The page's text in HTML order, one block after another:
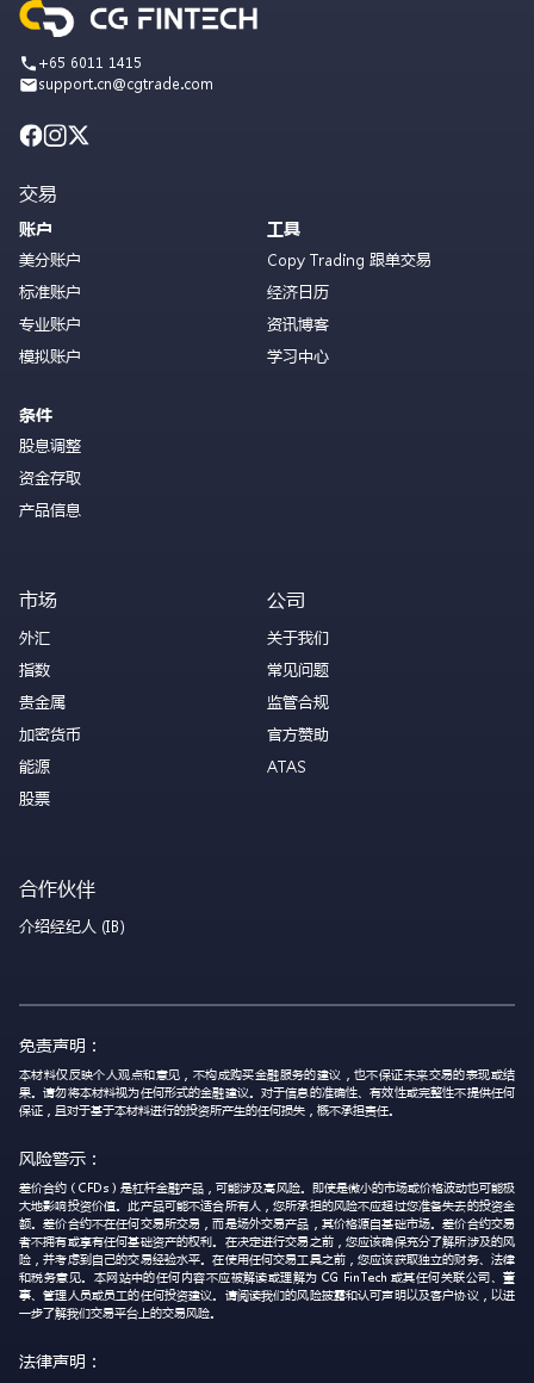
+65 6011 1415
support.cn@cgtrade.com
交易
账户
美分账户
标准账户
专业账户
模拟账户
条件
股息调整
资金存取
产品信息
工具
Copy Trading 跟单交易
经济日历
资讯博客
学习中心
市场
外汇
指数
贵金属
加密货币
能源
股票
公司
关于我们
常见问题
监管合规
官方赞助
ATAS
合作伙伴
介绍经纪人 (IB)
免责声明：
本材料仅反映个人观点和意见，不构成购买金融服务的建议，也不保证未来交易的表现或结
果。请勿将本材料视为任何形式的金融建议。对于信息的准确性、有效性或完整性不提供任何
保证，且对于基于本材料进行的投资所产生的任何损失，概不承担责任。
风险警示：
差价合约（CFDs）是杠杆金融产品，可能涉及高风险。即使是微小的市场或价格波动也可能极
大地影响投资价值。此产品可能不适合所有人，您所承担的风险不应超过您准备失去的投资金
额。差价合约不在任何交易所交易，而是场外交易产品，其价格源自基础市场。差价合约交易
者不拥有或享有任何基础资产的权利。在决定进行交易之前，您应该确保充分了解所涉及的风
险，并考虑到自己的交易经验水平。在使用任何交易工具之前，您应该获取独立的财务、法律
和税务意见。本网站中的任何内容不应被解读或理解为 CG FinTech 或其任何关联公司、董
事、管理人员或员工的任何投资建议。请阅读我们的风险披露和认可声明以及客户协议，以进
一步了解我们交易平台上的交易风险。
法律声明：